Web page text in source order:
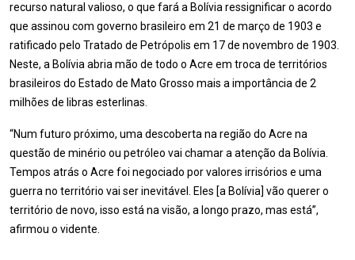
recurso natural valioso, o que fará a Bolívia ressignificar o acordo
que assinou com governo brasileiro em 21 de março de 1903 e
ratificado pelo Tratado de Petrópolis em 17 de novembro de 1903.
Neste, a Bolívia abria mão de todo o Acre em troca de territórios
brasileiros do Estado de Mato Grosso mais a importância de 2
milhões de libras esterlinas.
“Num futuro próximo, uma descoberta na região do Acre na
questão de minério ou petróleo vai chamar a atenção da Bolívia.
Tempos atrás o Acre foi negociado por valores irrisórios e uma
guerra no território vai ser inevitável. Eles [a Bolívia] vão querer o
território de novo, isso está na visão, a longo prazo, mas está”,
afirmou o vidente.